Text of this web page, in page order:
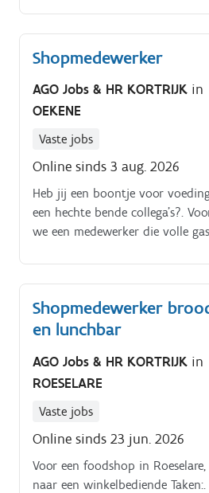
winkel.
Shopmedewerker
AGO Jobs & HR KORTRIJK in
OEKENE
Vaste jobs
Online sinds 3 aug. 2026
Heb jij een boontje voor
een hechte bende collega's?.
we een medewerker die volle
Shopmedewerker
en lunchbar
AGO Jobs & HR KORTRIJK in
ROESELARE
Vaste jobs
Online sinds 23 jun. 2026
Voor een foodshop in
naar een winkelbediende Taken:.